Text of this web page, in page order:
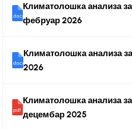
Климатолошка анализа
фебруар 2026
Климатолошка анализа
2026
Климатолошка анализа
децембар 2025